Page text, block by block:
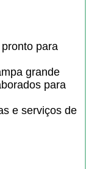
para
grande
para
e serviços de